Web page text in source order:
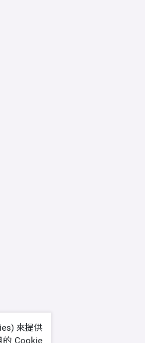
來提供
的 Cookie